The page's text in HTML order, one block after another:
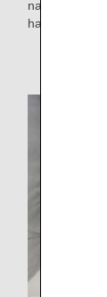
nachdem Sie
haben.